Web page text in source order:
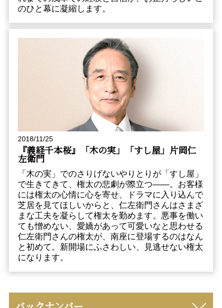
のひと幕に凝縮します。
2018/11/25
『義経千本桜』「木の実」「すし屋」片岡仁
左衛門
「木の実」でのさりげないやりとりが「すし屋」
で生きてきて、権太の悲劇が際立つ――。お客様
には権太の心情に心を寄せ、ドラマに入り込んで
芝居を見てほしいからと、仁左衛門さんはさまざ
まな工夫を凝らして権太を勤めます。悪事を働い
ても憎めない、愛嬌があって可愛いなと思わせる
仁左衛門さんの権太が、南座に登場するのはなん
と初めて。新開場にふさわしい、見逃せない権太
になります。